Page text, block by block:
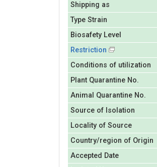
Shipping as
Type Strain
Biosafety Level
Restriction
Conditions of utilization
Plant Quarantine No.
Animal Quarantine No.
Source of Isolation
Locality of Source
Country/region of Origin
Accepted Date